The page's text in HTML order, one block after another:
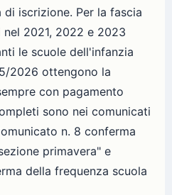
iscrizione. Per la fascia
nel 2021, 2022 e 2023
le scuole dell'infanzia
2026 ottengono la
con pagamento
sono nei comunicati
n. 8 conferma
primavera" e
della frequenza scuola